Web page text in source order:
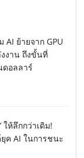
AI ย้ายจาก GPU
งาน ถึงขั้นที่
ดอลลาร์
ให้ลึกกว่าเดิม!
ค AI ในการชนะ